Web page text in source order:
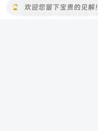
须在下载后的24个小时之内
喜欢该程序，请购买正版
欢迎您留下宝贵的见解！